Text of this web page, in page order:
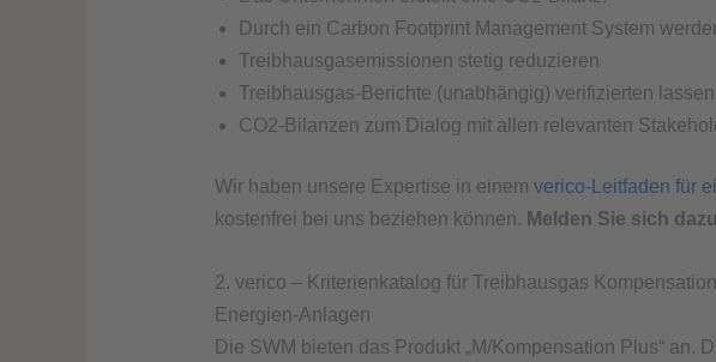
Durch ein Carbon Footprint Management System
Treibhausgasemissionen stetig reduzieren
Treibhausgas-Berichte (unabhängig) verifizierten lassen
CO2-Bilanzen zum Dialog mit allen relevanten
Wir haben unsere Expertise in einem verico-Leitfaden für
kostenfrei bei uns beziehen können. Melden Sie sich
2. verico – Kriterienkatalog für Treibhausgas
Energien-Anlagen
Die SWM bieten das Produkt „M/Kompensation Plus“